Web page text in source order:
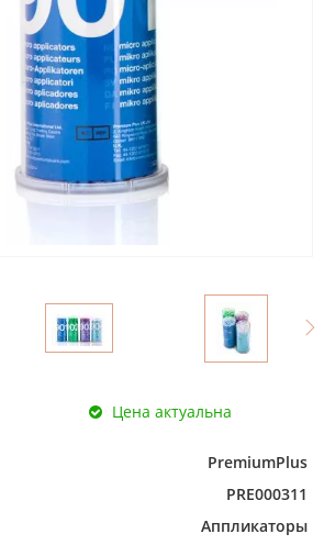
Цена актуальна
PremiumPlus
PRE000311
Аппликаторы